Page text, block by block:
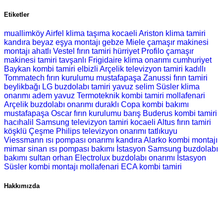
Etiketler
muallimköy Airfel klima taşıma kocaeli Ariston klima tamiri
kandıra beyaz eşya montajı gebze Miele çamaşır makinesi
montajı ahatlı Vestel fırın tamiri hürriyet Profilo çamaşır
makinesi tamiri tavşanlı Frigidaire klima onarımı cumhuriyet
Baykan kombi tamiri elbizli Arçelik televizyon tamiri kadıllı
Tommatech fırın kurulumu mustafapaşa Zanussi fırın tamiri
beylikbağı LG buzdolabı tamiri yavuz selim Süsler klima
onarımı adem yavuz Termoteknik kombi tamiri mollafenari
Arçelik buzdolabı onarımı duraklı Copa kombi bakımı
mustafapaşa Oscar fırın kurulumu barış Buderus kombi tamiri
hacıhalil Samsung televizyon tamiri kocaeli Altus fırın tamiri
köşklü Çeşme Philips televizyon onarımı tatlıkuyu
Viessmann ısı pompası onarımı kandıra Alarko kombi montajı
mimar sinan ısı pompası bakımı İstasyon Samsung buzdolabı
bakımı sultan orhan Electrolux buzdolabı onarımı İstasyon
Süsler kombi montajı mollafenari ECA kombi tamiri
Hakkımızda